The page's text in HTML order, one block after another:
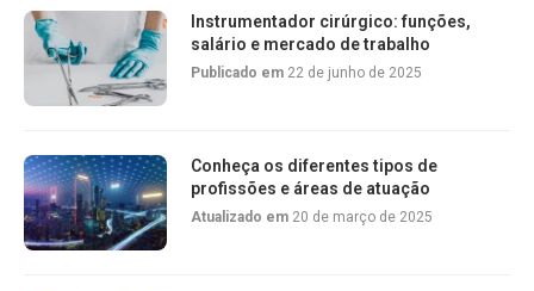
Instrumentador cirúrgico: funções,
salário e mercado de trabalho
Publicado em 22 de junho de 2025
Conheça os diferentes tipos de
profissões e áreas de atuação
Atualizado em 20 de março de 2025